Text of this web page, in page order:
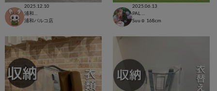
2025.12.10
浦和パルコ店
2025.06.13
Suu☺︎ 168cm